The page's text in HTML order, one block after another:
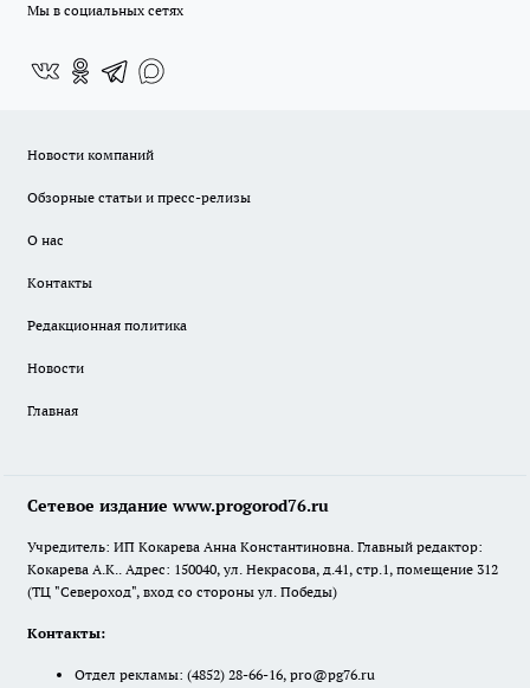
Мы в социальных сетях
Новости компаний
Обзорные статьи и пресс-релизы
О нас
Контакты
Редакционная политика
Новости
Главная
Сетевое издание www.progorod76.ru
Учредитель: ИП Кокарева Анна Константиновна. Главный редактор:
Кокарева А.К.. Адрес: 150040, ул. Некрасова, д.41, стр.1, помещение 312
(ТЦ "Североход", вход со стороны ул. Победы)
Контакты:
Отдел рекламы: (4852) 28-66-16, pro@pg76.ru